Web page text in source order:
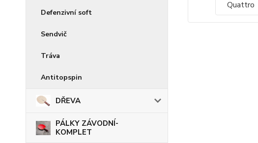
Defenzivní soft
Sendvič
Tráva
Antitopspin
DŘEVA
PÁLKY ZÁVODNÍ-
KOMPLET